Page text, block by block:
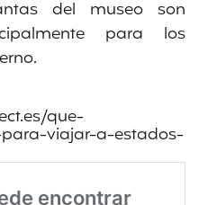
del museo son
para los
que-
viajar-a-estados-